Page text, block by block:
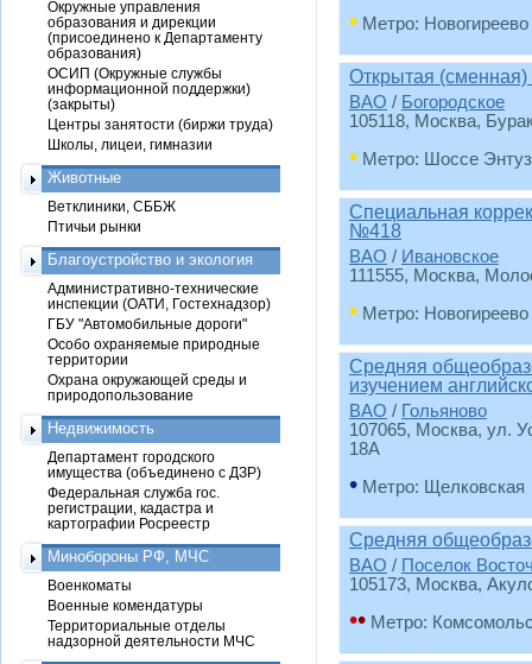
• Метро: Новогиреево
Открытая
ВАО / Богородское
105118, Москва,
• Метро: Шоссе
Специальная
№418
ВАО / Ивановское
111555, Москва,
• Метро: Новогиреево
Средняя
изучением
ВАО / Гольяново
107065, Москва, ул.
18А
• Метро: Щелковская
Средняя
ВАО / Поселок
105173, Москва,
•• Метро:
Окружные управления
образования и дирекции
(присоединено к Департаменту
образования)
ОСИП (Окружные службы
информационной поддержки)
(закрыты)
Центры занятости (биржи труда)
Школы, лицеи, гимназии
Животные
Ветклиники, СББЖ
Птичьи рынки
Благоустройство и экология
Административно-технические
инспекции (ОАТИ, Гостехнадзор)
ГБУ "Автомобильные дороги"
Особо охраняемые природные
территории
Охрана окружающей среды и
природопользование
Недвижимость
Департамент городского
имущества (объединено с ДЗР)
Федеральная служба гос.
регистрации, кадастра и
картографии Росреестр
Минобороны РФ, МЧС
Военкоматы
Военные комендатуры
Территориальные отделы
надзорной деятельности МЧС